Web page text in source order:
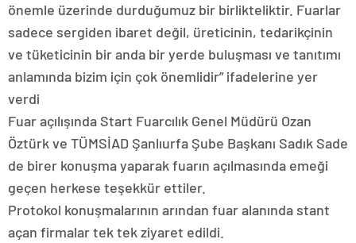
önemle üzerinde durduğumuz bir birlikteliktir. Fuarlar
sadece sergiden ibaret değil, üreticinin, tedarikçinin
ve tüketicinin bir anda bir yerde buluşması ve tanıtımı
anlamında bizim için çok önemlidir” ifadelerine yer
verdi
Fuar açılışında Start Fuarcılık Genel Müdürü Ozan
Öztürk ve TÜMSİAD Şanlıurfa Şube Başkanı Sadık Sade
de birer konuşma yaparak fuarın açılmasında emeği
geçen herkese teşekkür ettiler.
Protokol konuşmalarının arından fuar alanında stant
açan firmalar tek tek ziyaret edildi.